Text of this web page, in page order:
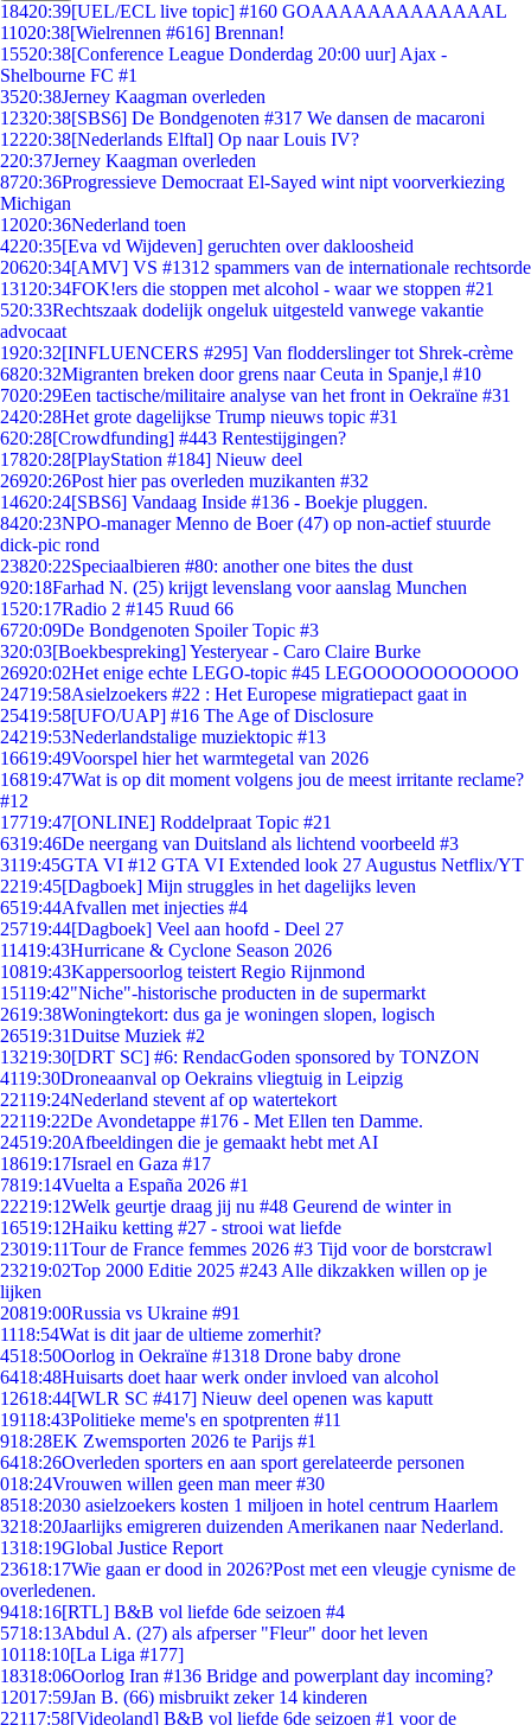
18420:39[UEL/ECL live topic] #160 GOAAAAAAAAAAAAAL
11020:38[Wielrennen #616] Brennan!
15520:38[Conference League Donderdag 20:00 uur] Ajax -
Shelbourne FC #1
3520:38Jerney Kaagman overleden
12320:38[SBS6] De Bondgenoten #317 We dansen de macaroni
12220:38[Nederlands Elftal] Op naar Louis IV?
220:37Jerney Kaagman overleden
8720:36Progressieve Democraat El-Sayed wint nipt voorverkiezing
Michigan
12020:36Nederland toen
4220:35[Eva vd Wijdeven] geruchten over dakloosheid
20620:34[AMV] VS #1312 spammers van de internationale rechtsorde
131 20:34FOK!ers die stoppen met alcohol - waar we stoppen #21
520:33Rechtszaak dodelijk ongeluk uitgesteld vanwege vakantie
advocaat
1920:32[INFLUENCERS #295] Van flodderslinger tot Shrek-crème
6820:32Migranten breken door grens naar Ceuta in Spanje,l #10
7020:29Een tactische/militaire analyse van het front in Oekraïne #31
2420:28Het grote dagelijkse Trump nieuws topic #31
620:28[Crowdfunding] #443 Rentestijgingen?
17820:28[PlayStation #184] Nieuw deel
26920:26Post hier pas overleden muzikanten #32
14620:24[SBS6] Vandaag Inside #136 - Boekje pluggen.
8420:23NPO-manager Menno de Boer (47) op non-actief stuurde
dick-pic rond
23820:22Speciaalbieren #80: another one bites the dust
920:18Farhad N. (25) krijgt levenslang voor aanslag Munchen
1520:17Radio 2 #145 Ruud 66
6720:09De Bondgenoten Spoiler Topic #3
320:03[Boekbespreking] Yesteryear - Caro Claire Burke
26920:02Het enige echte LEGO-topic #45 LEGOOOOOOOOOOO
24719:58Asielzoekers #22 : Het Europese migratiepact gaat in
25419:58[UFO/UAP] #16 The Age of Disclosure
24219:53Nederlandstalige muziektopic #13
16619:49Voorspel hier het warmtegetal van 2026
16819:47Wat is op dit moment volgens jou de meest irritante reclame?
#12
17719:47[ONLINE] Roddelpraat Topic #21
6319:46De neergang van Duitsland als lichtend voorbeeld #3
3119:45GTA VI #12 GTA VI Extended look 27 Augustus Netflix/YT
2219:45[Dagboek] Mijn struggles in het dagelijks leven
6519:44Afvallen met injecties #4
25719:44[Dagboek] Veel aan hoofd - Deel 27
11419:43Hurricane & Cyclone Season 2026
10819:43Kappersoorlog teistert Regio Rijnmond
15119:42"Niche"-historische producten in de supermarkt
2619:38Woningtekort: dus ga je woningen slopen, logisch
26519:31Duitse Muziek #2
13219:30[DRT SC] #6: RendacGoden sponsored by TONZON
4119:30Droneaanval op Oekrains vliegtuig in Leipzig
22119:24Nederland stevent af op watertekort
22119:22De Avondetappe #176 - Met Ellen ten Damme.
24519:20Afbeeldingen die je gemaakt hebt met AI
18619:17Israel en Gaza #17
7819:14Vuelta a España 2026 #1
22219:12Welk geurtje draag jij nu #48 Geurend de winter in
16519:12Haiku ketting #27 - strooi wat liefde
23019:11Tour de France femmes 2026 #3 Tijd voor de borstcrawl
23219:02Top 2000 Editie 2025 #243 Alle dikzakken willen op je
lijken
20819:00Russia vs Ukraine #91
1118:54Wat is dit jaar de ultieme zomerhit?
4518:50Oorlog in Oekraïne #1318 Drone baby drone
6418:48Huisarts doet haar werk onder invloed van alcohol
12618:44[WLR SC #417] Nieuw deel openen was kaputt
19118:43Politieke meme's en spotprenten #11
918:28EK Zwemsporten 2026 te Parijs #1
6418:26Overleden sporters en aan sport gerelateerde personen
018:24Vrouwen willen geen man meer #30
8518:2030 asielzoekers kosten 1 miljoen in hotel centrum Haarlem
3218:20Jaarlijks emigreren duizenden Amerikanen naar Nederland.
1318:19Global Justice Report
23618:17Wie gaan er dood in 2026?Post met een vleugje cynisme de
overledenen.
9418:16[RTL] B&B vol liefde 6de seizoen #4
5718:13Abdul A. (27) als afperser "Fleur" door het leven
10118:10[La Liga #177]
18318:06Oorlog Iran #136 Bridge and powerplant day incoming?
12017:59Jan B. (66) misbruikt zeker 14 kinderen
22117:58[Videoland] B&B vol liefde 6de seizoen #1 voor de